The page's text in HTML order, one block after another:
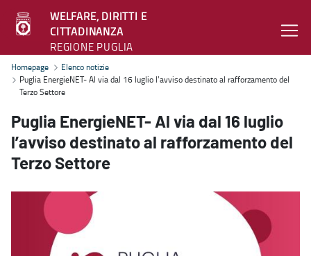
WELFARE, DIRITTI E
CITTADINANZA
REGIONE PUGLIA
Puglia EnergieNET- Al via dal 16 luglio l’avviso destinato al
Homepage
Elenco notizie
Puglia EnergieNET- Al via dal 16 luglio l’avviso destinato al rafforzamento del
Terzo Settore
Puglia EnergieNET- Al via dal 16 luglio
l’avviso destinato al rafforzamento del
Terzo Settore